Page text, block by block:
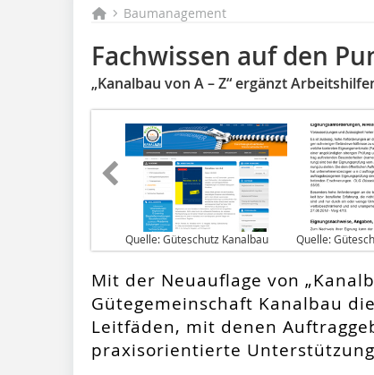
Baumanagement
Fachwissen auf den
„Kanalbau von A – Z“ ergänzt
Quelle: Güteschutz Kanalbau Quelle:
Mit der Neuauflage von
Gütegemeinschaft Kanalbau
Leitfäden, mit denen
praxisorientierte